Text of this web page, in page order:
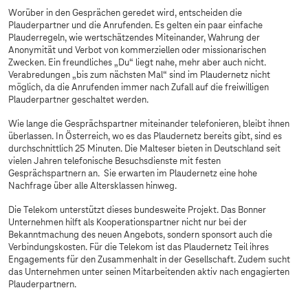
Worüber in den Gesprächen geredet wird, entscheiden die
Plauderpartner und die Anrufenden. Es gelten ein paar einfache
Plauderregeln, wie wertschätzendes Miteinander, Wahrung der
Anonymität und Verbot von kommerziellen oder missionarischen
Zwecken. Ein freundliches „Du“ liegt nahe, mehr aber auch nicht.
Verabredungen „bis zum nächsten Mal“ sind im Plaudernetz nicht
möglich, da die Anrufenden immer nach Zufall auf die freiwilligen
Plauderpartner geschaltet werden.
Wie lange die Gesprächspartner miteinander telefonieren, bleibt ihnen
überlassen. In Österreich, wo es das Plaudernetz bereits gibt, sind es
durchschnittlich 25 Minuten. Die Malteser bieten in Deutschland seit
vielen Jahren telefonische Besuchsdienste mit festen
Gesprächspartnern an. Sie erwarten im Plaudernetz eine hohe
Nachfrage über alle Altersklassen hinweg.
Die Telekom unterstützt dieses bundesweite Projekt. Das Bonner
Unternehmen hilft als Kooperationspartner nicht nur bei der
Bekanntmachung des neuen Angebots, sondern sponsort auch die
Verbindungskosten. Für die Telekom ist das Plaudernetz Teil ihres
Engagements für den Zusammenhalt in der Gesellschaft. Zudem sucht
das Unternehmen unter seinen Mitarbeitenden aktiv nach engagierten
Plauderpartnern.